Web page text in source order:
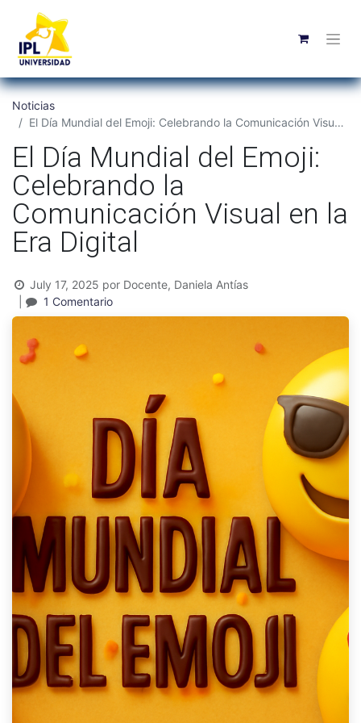
Noticias
El Día Mundial del Emoji: Celebrando la Comunicación Visual en la Era Digital
El Día Mundial del Emoji:
Celebrando la
Comunicación Visual en la
Era Digital
July 17, 2025 por Docente, Daniela Antías
1 Comentario